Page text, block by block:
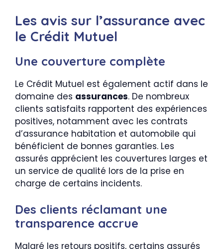
Les avis sur l’assurance avec
le Crédit Mutuel
Une couverture complète
Le Crédit Mutuel est également actif dans le
domaine des assurances. De nombreux
clients satisfaits rapportent des expériences
positives, notamment avec les contrats
d’assurance habitation et automobile qui
bénéficient de bonnes garanties. Les
assurés apprécient les couvertures larges et
un service de qualité lors de la prise en
charge de certains incidents.
Des clients réclamant une
transparence accrue
Malgré les retours positifs, certains assurés